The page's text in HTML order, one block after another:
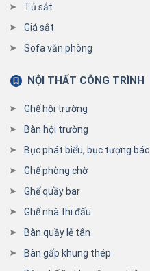
Tủ sắt
Giá sắt
Sofa văn phòng
NỘI THẤT CÔNG TRÌNH
Ghế hội trường
Bàn hội trường
Bục phát biểu, bục tượng bác
Ghế phòng chờ
Ghế quầy bar
Ghế nhà thi đấu
Bàn quầy lễ tân
Bàn gấp khung thép